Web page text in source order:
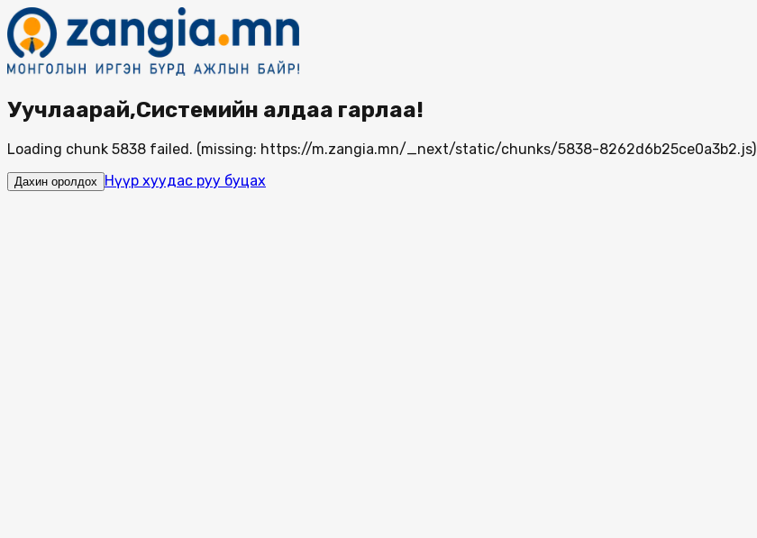
Уучлаарай,Системийн алдаа гарлаа!
Loading chunk 5838 failed. (missing: https://m.zangia.mn/_next/static/chunks/5838-8262d6b25ce0a3b2.js)
Дахин оролдох Нүүр хуудас руу буцах